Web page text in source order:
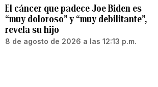
El cáncer que padece Joe Biden es
“muy doloroso” y “muy debilitante”,
revela su hijo
8 de agosto de 2026 a las 12:13 p.m.